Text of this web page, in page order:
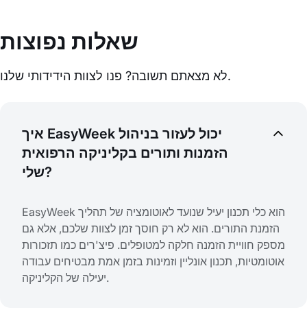
שאלות נפוצות
לא מצאתם תשובה? פנו לצוות הידידותי שלנו.
איך EasyWeek יכול לעזור בניהול
הזמנות ותורים בקליניקה הרפואית
שלי?
EasyWeek הוא כלי תכנון יעיל שנועד לאוטומציה של תהליך
הזמנת התורים. הוא לא רק חוסך זמן לצוות שלכם, אלא גם
מספק חוויית הזמנה חלקה למטופלים. פיצ'רים כמו תזכורות
אוטומטיות, תכנון אונליין וזמינות בזמן אמת מבטיחים עבודה
יעילה של הקליניקה.